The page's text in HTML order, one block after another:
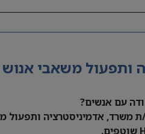
משאבי אנוש
עם אנשים?
אדמיניסטרציה ותפעול